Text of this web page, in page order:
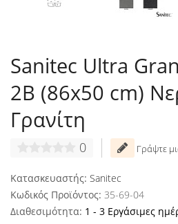
Sanitec Ultra
2B (86x50 cm)
Γρανίτη
0 Γράψτε
Κατασκευαστής: Sanitec
Κωδικός Προϊόντος: 35-69-04
Διαθεσιμότητα: 1 - 3 Εργάσιμες